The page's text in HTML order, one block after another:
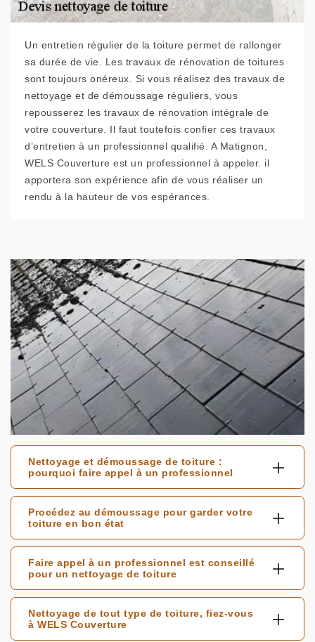
Un entretien régulier de la toiture permet de rallonger
sa durée de vie. Les travaux de rénovation de toitures
sont toujours onéreux. Si vous réalisez des travaux de
nettoyage et de démoussage réguliers, vous
repousserez les travaux de rénovation intégrale de
votre couverture. Il faut toutefois confier ces travaux
d’entretien à un professionnel qualifié. A Matignon,
WELS Couverture est un professionnel à appeler. il
apportera son expérience afin de vous réaliser un
rendu à la hauteur de vos espérances.
Nettoyage et démoussage de toiture :
pourquoi faire appel à un professionnel
Procédez au démoussage pour garder votre
toiture en bon état
Faire appel à un professionnel est conseillé
pour un nettoyage de toiture
Nettoyage de tout type de toiture, fiez-vous
à WELS Couverture